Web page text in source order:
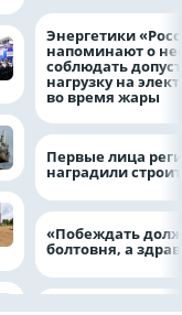
Энергетики
напоминают о
соблюдать
нагрузку на
во время жары
Первые лица
наградили
«Побеждать
болтовня, а